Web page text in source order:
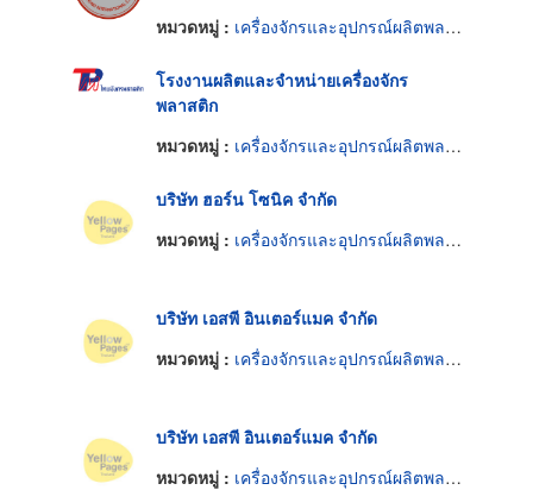
หมวดหมู่ : เครื่องจักรและอุปกรณ์ผลิตพลาสติก
โรงงานผลิตและจำหน่ายเครื่องจักร
พลาสติก
หมวดหมู่ : เครื่องจักรและอุปกรณ์ผลิตพลาสติก
บริษัท ฮอร์น โซนิค จำกัด
หมวดหมู่ : เครื่องจักรและอุปกรณ์ผลิตพลาสติก
บริษัท เอสพี อินเตอร์แมค จำกัด
หมวดหมู่ : เครื่องจักรและอุปกรณ์ผลิตพลาสติก
บริษัท เอสพี อินเตอร์แมค จำกัด
หมวดหมู่ : เครื่องจักรและอุปกรณ์ผลิตพลาสติก